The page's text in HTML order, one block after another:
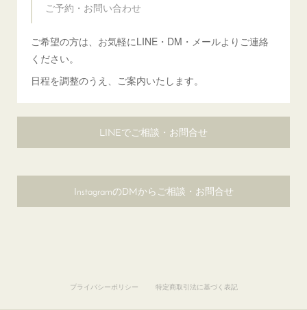
ご予約・お問い合わせ
ご希望の方は、お気軽にLINE・DM・メールよりご連絡
ください。
日程を調整のうえ、ご案内いたします。
LINEでご相談・お問合せ
InstagramのDMからご相談・お問合せ
プライバシーポリシー 特定商取引法に基づく表記